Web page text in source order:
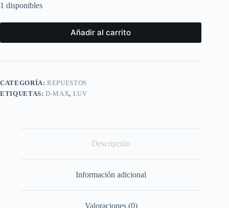
1 disponibles
Añadir al carrito
CATEGORÍA:REPUESTOS
ETIQUETAS:D-MAX, LUV
Descripción
Información adicional
Valoraciones (0)